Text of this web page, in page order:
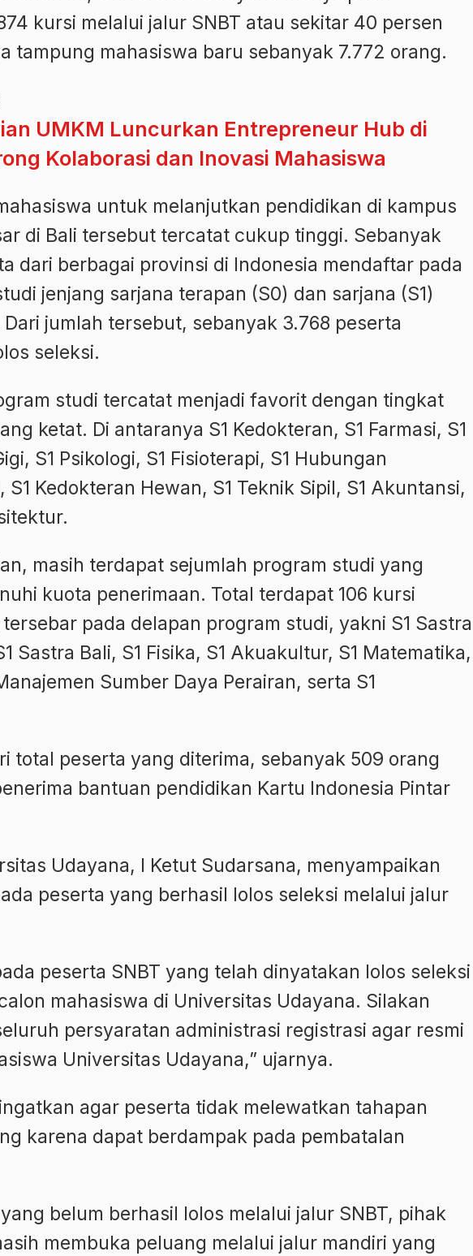
kursi melalui jalur SNBT atau sekitar 40 persen
tampung mahasiswa baru sebanyak 7.772 orang.
UMKM Luncurkan Entrepreneur Hub di
Kolaborasi dan Inovasi Mahasiswa
untuk melanjutkan pendidikan di kampus
di Bali tersebut tercatat cukup tinggi. Sebanyak
dari berbagai provinsi di Indonesia mendaftar pada
jenjang sarjana terapan (S0) dan sarjana (S1)
jumlah tersebut, sebanyak 3.768 peserta
seleksi.
studi tercatat menjadi favorit dengan tingkat
ketat. Di antaranya S1 Kedokteran, S1 Farmasi, S1
S1 Psikologi, S1 Fisioterapi, S1 Hubungan
S1 Kedokteran Hewan, S1 Teknik Sipil, S1 Akuntansi,
masih terdapat sejumlah program studi yang
kuota penerimaan. Total terdapat 106 kursi
pada delapan program studi, yakni S1 Sastra
Sastra Bali, S1 Fisika, S1 Akuakultur, S1 Matematika,
Sumber Daya Perairan, serta S1
total peserta yang diterima, sebanyak 509 orang
bantuan pendidikan Kartu Indonesia Pintar
Udayana, I Ketut Sudarsana, menyampaikan
peserta yang berhasil lolos seleksi melalui jalur
peserta SNBT yang telah dinyatakan lolos seleksi
mahasiswa di Universitas Udayana. Silakan
persyaratan administrasi registrasi agar resmi
Universitas Udayana,” ujarnya.
agar peserta tidak melewatkan tahapan
karena dapat berdampak pada pembatalan
belum berhasil lolos melalui jalur SNBT, pihak
membuka peluang melalui jalur mandiri yang